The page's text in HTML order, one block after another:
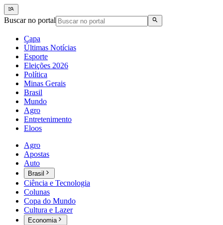
Buscar no portal
Capa
Últimas Notícias
Esporte
Eleições 2026
Política
Minas Gerais
Brasil
Mundo
Agro
Entretenimento
Eloos
Agro
Apostas
Auto
Brasil
Ciência e Tecnologia
Colunas
Copa do Mundo
Cultura e Lazer
Economia